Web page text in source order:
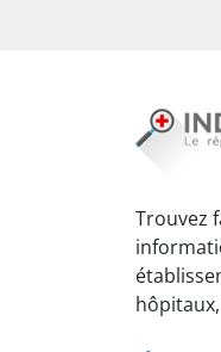
Trouvez